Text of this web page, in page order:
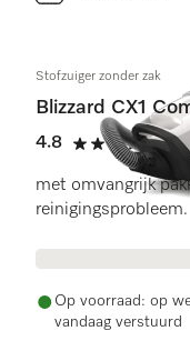
Stofzuiger zonder zak
Blizzard CX1
4.8
4.8 sterren op
met omvangrijk
reinigingsprobleem.
Op voorraad: op
vandaag verstuurd